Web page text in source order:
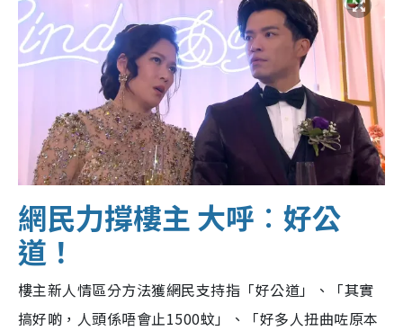
網民力撐樓主 大呼︰好公
道！
樓主新人情區分方法獲網民支持指「好公道」、「其實
搞好啲，人頭係唔會止1500蚊」、「好多人扭曲咗原本